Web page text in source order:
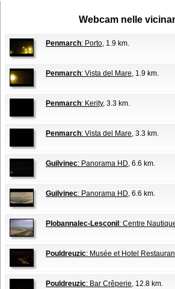
Webcam nelle
Penmarch: Porto, 1.9 km.
Penmarch: Vista del Mare, 1.9 km.
Penmarch: Kerity, 3.3 km.
Penmarch: Vista del Mare, 3.3 km.
Guilvinec: Panorama HD, 6.6 km.
Guilvinec: Panorama HD, 6.6 km.
Plobannalec-Lesconil : Centre
Pouldreuzic: Musée et Hotel
Pouldreuzic: Bar Crêperie, 12.8 km.